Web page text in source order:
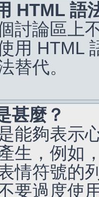
HTML 語
討論區上
用 HTML
替代。
甚麼？
能夠表示
生，例如
情符號的
要過度使